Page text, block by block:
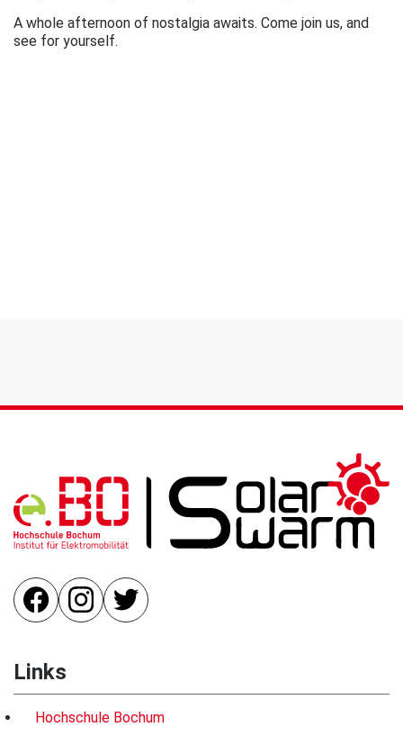
A whole afternoon of nostalgia awaits. Come join us, and
see for yourself.
Links
Hochschule Bochum